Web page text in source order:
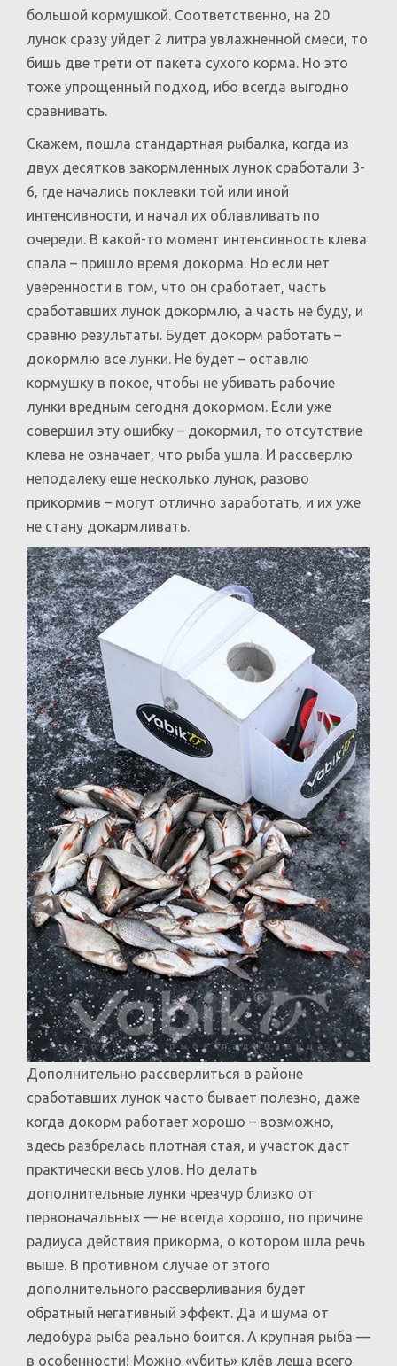
большой кормушкой. Соответственно, на 20
лунок сразу уйдет 2 литра увлажненной смеси, то
бишь две трети от пакета сухого корма. Но это
тоже упрощенный подход, ибо всегда выгодно
сравнивать.
Скажем, пошла стандартная рыбалка, когда из
двух десятков закормленных лунок сработали 3-
6, где начались поклевки той или иной
интенсивности, и начал их облавливать по
очереди. В какой-то момент интенсивность клева
спала – пришло время докорма. Но если нет
уверенности в том, что он сработает, часть
сработавших лунок докормлю, а часть не буду, и
сравню результаты. Будет докорм работать –
докормлю все лунки. Не будет – оставлю
кормушку в покое, чтобы не убивать рабочие
лунки вредным сегодня докормом. Если уже
совершил эту ошибку – докормил, то отсутствие
клева не означает, что рыба ушла. И рассверлю
неподалеку еще несколько лунок, разово
прикормив – могут отлично заработать, и их уже
не стану докармливать.
Дополнительно рассверлиться в районе
сработавших лунок часто бывает полезно, даже
когда докорм работает хорошо – возможно,
здесь разбрелась плотная стая, и участок даст
практически весь улов. Но делать
дополнительные лунки чрезчур близко от
первоначальных — не всегда хорошо, по причине
радиуса действия прикорма, о котором шла речь
выше. В противном случае от этого
дополнительного рассверливания будет
обратный негативный эффект. Да и шума от
ледобура рыба реально боится. А крупная рыба —
в особенности! Можно «убить» клёв леща всего